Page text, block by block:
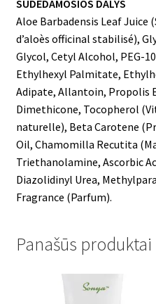
SUDEDAMOSIOS DALYS
Aloe Barbadensis Leaf Juice
d’aloès officinal stabilisé),
Glycol, Cetyl Alcohol, PEG-
Ethylhexyl Palmitate,
Adipate, Allantoin, Propolis
Dimethicone, Tocopherol
naturelle), Beta Carotene
Oil, Chamomilla Recutita
Triethanolamine, Ascorbic
Diazolidinyl Urea,
Fragrance (Parfum).
Panašūs produktai